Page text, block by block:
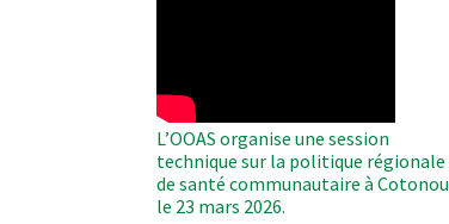
L’OOAS organise une session
technique sur la politique régionale
de santé communautaire à Cotonou
le 23 mars 2026.